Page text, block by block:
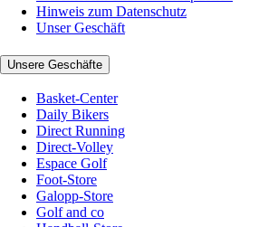
Hinweis zum Datenschutz
Unser Geschäft
Unsere Geschäfte
Basket-Center
Daily Bikers
Direct Running
Direct-Volley
Espace Golf
Foot-Store
Galopp-Store
Golf and co